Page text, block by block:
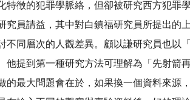
徵的犯罪學脈絡，但卻被研究西方犯罪
員請益，其中對白鎮福研究員所提出的
同層次的人觀差異。顧以謙研究員也以
提到第一種研究方法可理解為「先射箭
最大問題會在於，如果換一個資料來源